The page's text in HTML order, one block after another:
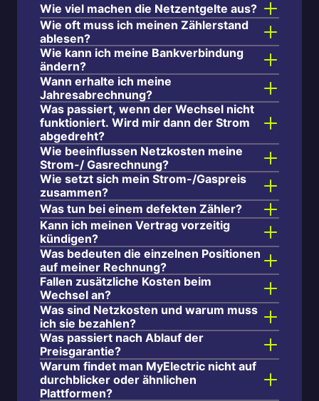
Wie viel machen die Netzentgelte aus?
Wie oft muss ich meinen Zählerstand
ablesen?
Wie kann ich meine Bankverbindung
ändern?
Wann erhalte ich meine
Jahresabrechnung?
Was passiert, wenn der Wechsel nicht
funktioniert. Wird mir dann der Strom
abgedreht?
Wie beeinflussen Netzkosten meine
Strom-/ Gasrechnung?
Wie setzt sich mein Strom-/Gaspreis
zusammen?
Was tun bei einem defekten Zähler?
Kann ich meinen Vertrag vorzeitig
kündigen?
Was bedeuten die einzelnen Positionen
auf meiner Rechnung?
Fallen zusätzliche Kosten beim
Wechsel an?
Was sind Netzkosten und warum muss
ich sie bezahlen?
Was passiert nach Ablauf der
Preisgarantie?
Warum findet man MyElectric nicht auf
durchblicker oder ähnlichen
Plattformen?